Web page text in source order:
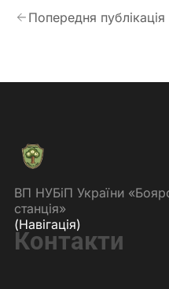
Попередня публікація
ВП НУБіП України
станція»
(Навігація)
Контакти